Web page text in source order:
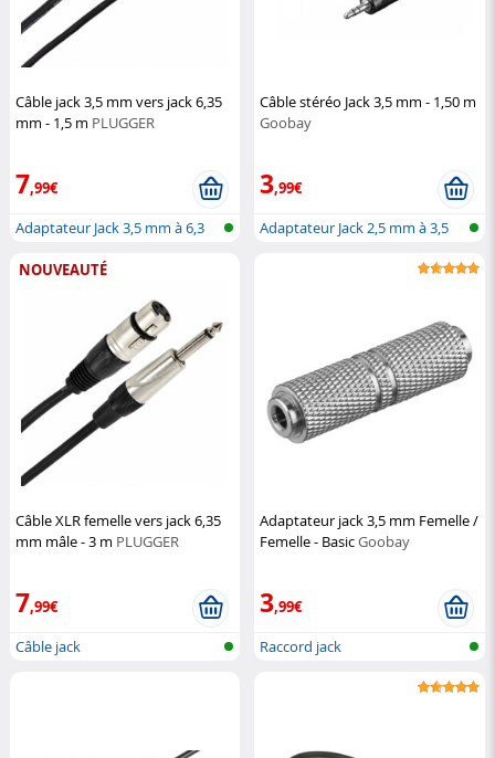
Câble jack 3,5 mm vers jack 6,35
mm - 1,5 m PLUGGER
7,99€
Adaptateur Jack 3,5 mm à 6,3
Câble stéréo Jack 3,5 mm - 1,50 m
Goobay
3,99€
Adaptateur Jack 2,5 mm à 3,5
NOUVEAUTÉ
Câble XLR femelle vers jack 6,35
mm mâle - 3 m PLUGGER
7,99€
Câble jack
Adaptateur jack 3,5 mm Femelle /
Femelle - BasicGoobay
3,99€
Raccord jack